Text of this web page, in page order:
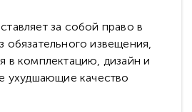
за собой право в
извещения,
в комплектацию, дизайн и
ухудшающие качество